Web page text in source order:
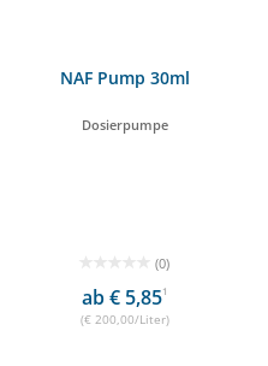
NAF Pump 30ml
Dosierpumpe
(0)
ab € 5,851
(€ 200,00/Liter)